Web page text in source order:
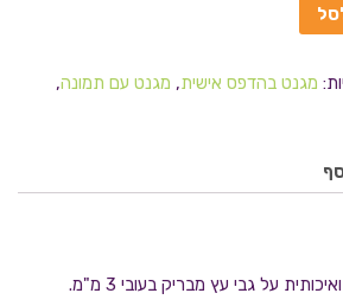
מגנט בהדפס אישית, מגנט עם תמונה,
על גבי עץ מבריק בעובי 3 מ"מ.